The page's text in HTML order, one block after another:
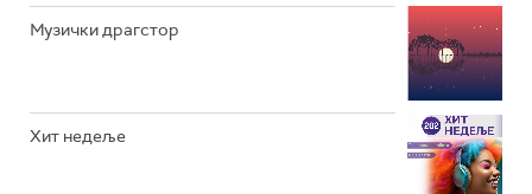
Музички драгстор
Хит недеље